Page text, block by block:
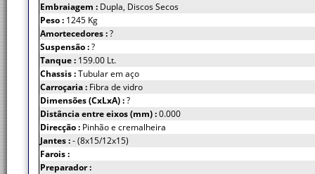
Embraiagem : Dupla, Discos Secos
Peso : 1245 Kg
Amortecedores :?
Suspensão :?
Tanque : 159.00 Lt.
Chassis :Tubular em aço
Carroçaria : Fibra de vidro
Dimensões (CxLxA) :?
Distância entre eixos (mm) :0.000
Direcção : Pinhão e cremalheira
Jantes :- (8x15/12x15)
Farois :
Preparador :